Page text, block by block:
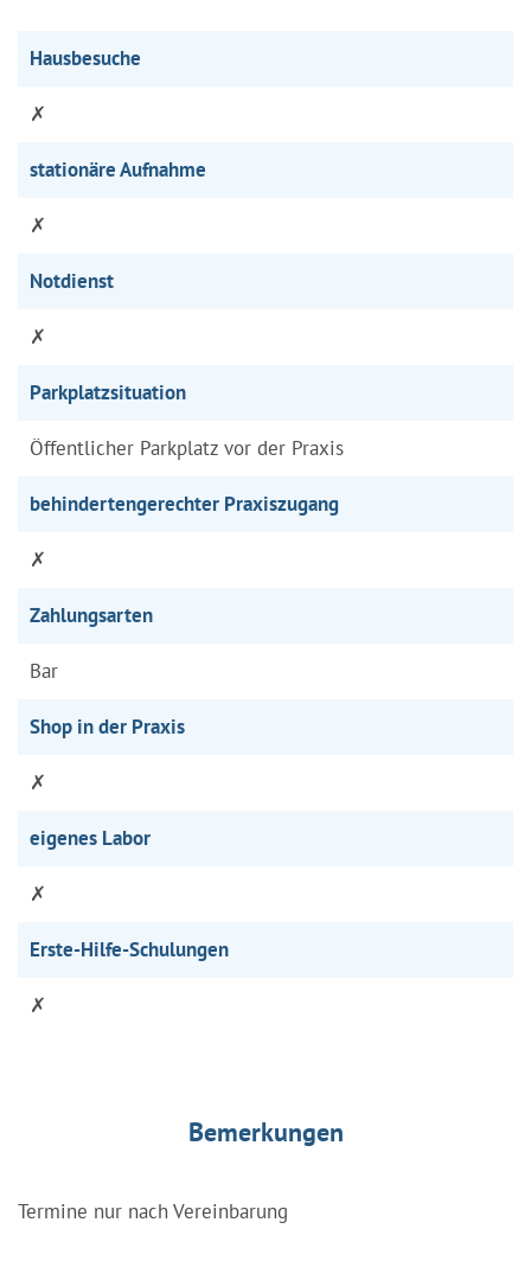
Hausbesuche
✗
stationäre Aufnahme
✗
Notdienst
✗
Parkplatzsituation
Öffentlicher Parkplatz vor der Praxis
behindertengerechter Praxiszugang
✗
Zahlungsarten
Bar
Shop in der Praxis
✗
eigenes Labor
✗
Erste-Hilfe-Schulungen
✗
Bemerkungen
Termine nur nach Vereinbarung